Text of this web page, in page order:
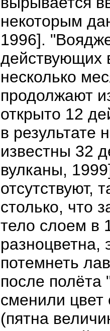
некоторым
1996].
действующих
несколько
продолжают
открыто 12
в результате
известны 32
вулканы,
отсутствуют,
столько, что
тело слоем в
разноцветна,
потемнеть
после
сменили цвет
(пятна